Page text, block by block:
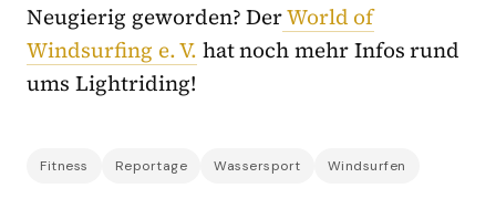
Neugierig geworden? DerWorld of
Windsurfing e. V. hat noch mehr Infos rund
ums Lightriding!
Fitness Reportage Wassersport Windsurfen